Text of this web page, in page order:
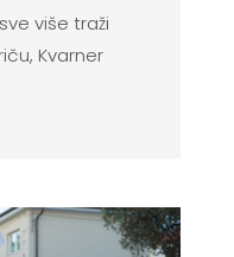
više traži
Kvarner